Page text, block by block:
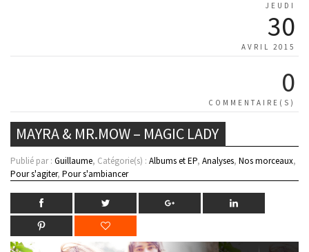
JEUDI
30
AVRIL 2015
0
COMMENTAIRE(S)
MAYRA & MR.MOW – MAGIC LADY
Publié par : Guillaume, Catégorie(s) : Albums et EP, Analyses, Nos morceaux,
Pour s'agiter, Pour s'ambiancer